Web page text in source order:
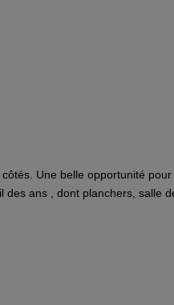
Une belle opportunité
ans , dont planchers, salle